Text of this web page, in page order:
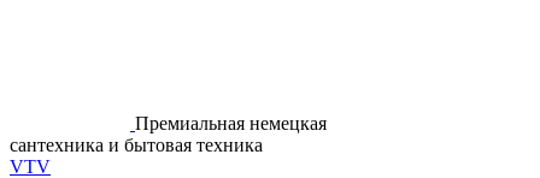
Премиальная немецкая
сантехника и бытовая техника
VTV